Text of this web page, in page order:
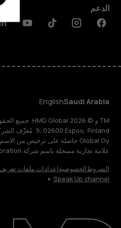
الدعم
Facebook
Instagram
Tiktok
Saudi Arabia
English
علامة تجارية مسجلة باسم شركة Nokia Corporation.
الشروطالخصوصيةإعدادات ملفات تعريف
Speak Up channel